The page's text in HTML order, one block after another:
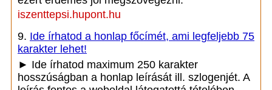
iszenttepsi.hupont.hu
9. Ide írhatod a honlap főcímét, ami legfeljebb 75
karakter lehet!
► Ide írhatod maximum 250 karakter
hosszúságban a honlap leírását ill. szlogenjét. A